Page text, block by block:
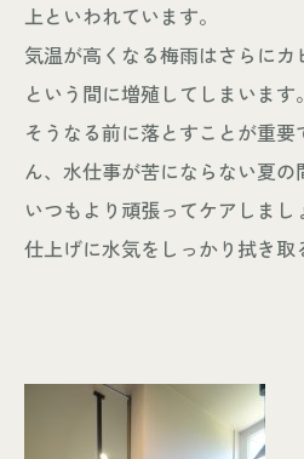
上といわれています。
気温が高くなる梅雨はさらにカ
という間に増殖してしまいます。
そうなる前に落とすことが重
ん、水仕事が苦にならない夏の
いつもより頑張ってケアしまし
仕上げに水気をしっかり拭き取